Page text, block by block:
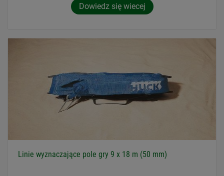
Dowiedz się wiecej
Linie wyznaczające pole gry 9 x 18 m (50 mm)